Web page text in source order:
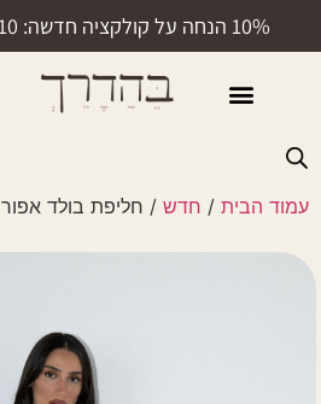
10% הנחה על קולקציה חדשה: NEW10
עמוד הבית / חדש / חליפת בולד אפור